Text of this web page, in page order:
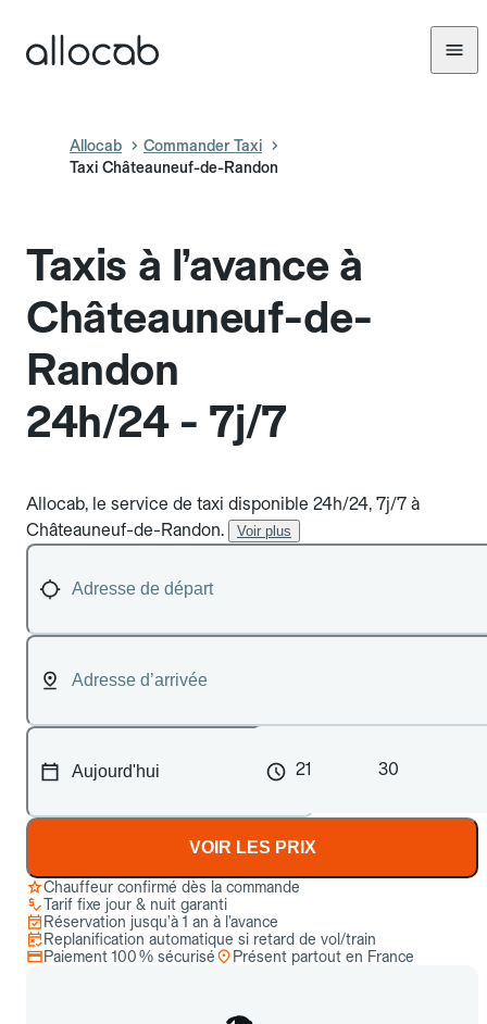
Allocab
Commander Taxi
Taxi Châteauneuf-de-Randon
Taxis à l’avance à
Châteauneuf-de-
Randon
24h/24 - 7j/7
Allocab, le service de taxi disponible 24h/24, 7j/7 à
Châteauneuf-de-Randon.
Voir plus
21 30
VOIR LES PRIX
Chauffeur confirmé dès la commande
Tarif fixe jour & nuit garanti
Réservation jusqu’à 1 an à l’avance
Replanification automatique si retard de vol/train
Paiement 100 % sécurisé
Présent partout en France